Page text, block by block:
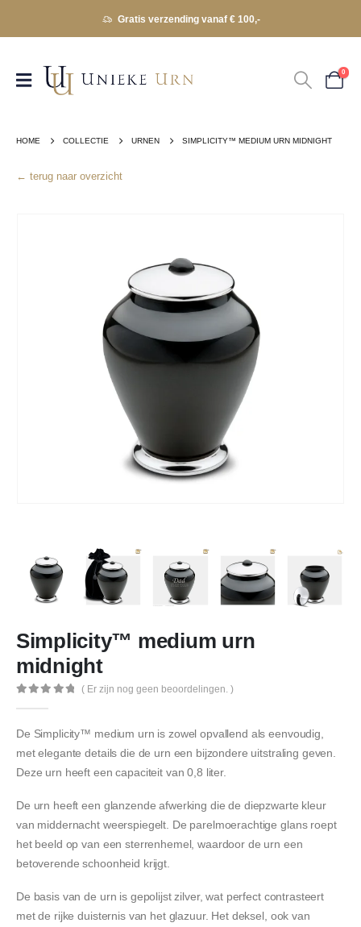
Gratis verzending vanaf € 100,-
0
HOME COLLECTIE URNEN SIMPLICITY™ MEDIUM URN MIDNIGHT
← terug naar overzicht
Simplicity™ medium urn
midnight
( Er zijn nog geen beoordelingen. )
De Simplicity™ medium urn is zowel opvallend als eenvoudig,
met elegante details die de urn een bijzondere uitstraling geven.
Deze urn heeft een capaciteit van 0,8 liter.
De urn heeft een glanzende afwerking die de diepzwarte kleur
van middernacht weerspiegelt. De parelmoerachtige glans roept
het beeld op van een sterrenhemel, waardoor de urn een
betoverende schoonheid krijgt.
De basis van de urn is gepolijst zilver, wat perfect contrasteert
met de rijke duisternis van het glazuur. Het deksel, ook van